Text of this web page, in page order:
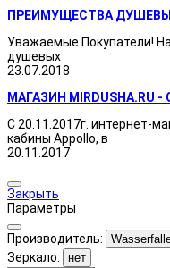
ПРЕИМУЩЕСТВА
Уважаемые Покупатели!
душевых
23.07.2018
МАГАЗИН MIRDUSHA.RU
С 20.11.2017г. интернет-
кабины Appollo, в
20.11.2017
Закрыть
Параметры
Производитель:
Зеркало:
нет